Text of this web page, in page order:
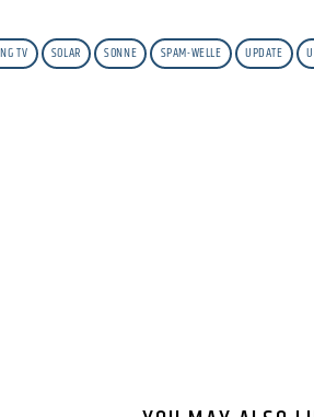
TV SOLAR SONNE SPAM-WELLE UPDATE